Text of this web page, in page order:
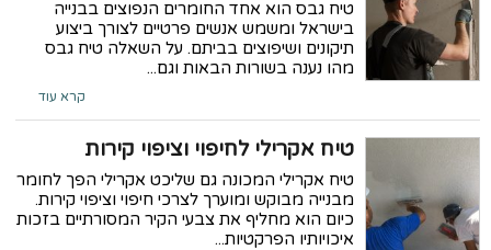
טיח גבס הוא אחד החומרים הנפוצים בבנייה
בישראל ומשמש אנשים פרטיים לצורך ביצוע
תיקונים ושיפוצים בביתם. על השאלה טיח גבס
מהו נענה בשורות הבאות וגם...
קרא עוד
טיח אקרילי לחיפוי וציפוי קירות
טיח אקרילי המכונה גם שליכט אקרילי הפך לחומר
מבנייה מבוקש ומוערך לצרכי חיפוי וציפוי קירות.
כיום הוא מחליף את צבעי הקיר המסורתיים בזכות
איכויותיו הפרקטיות...